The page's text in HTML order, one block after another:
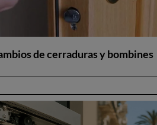
de cerraduras y bombines